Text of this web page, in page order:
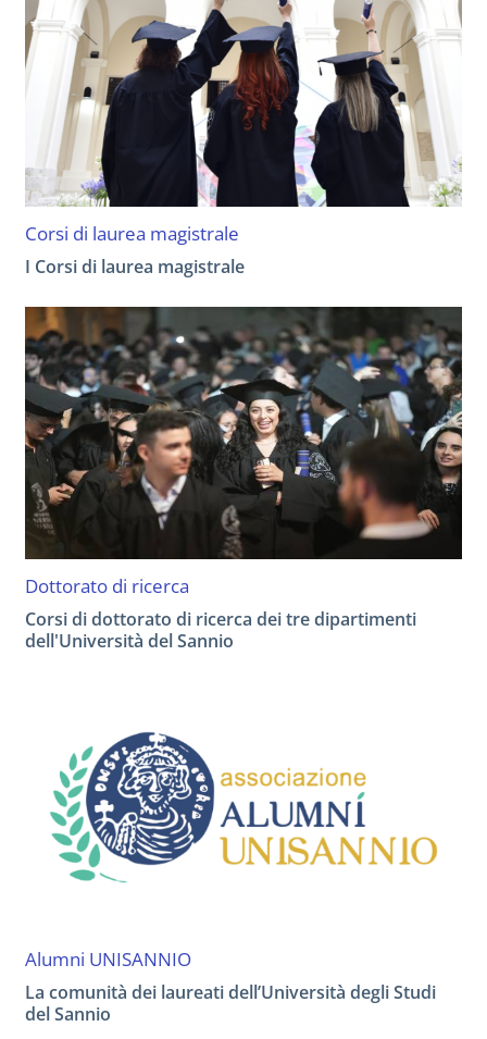
Corsi di laurea magistrale
I Corsi di laurea magistrale
Dottorato di ricerca
Corsi di dottorato di ricerca dei tre dipartimenti
dell'Università del Sannio
Alumni UNISANNIO
La comunità dei laureati dell’Università degli Studi
del Sannio